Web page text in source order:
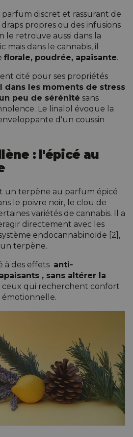
discret et rassurant de
draps propres ou des infusions
le retrouve aussi dans la
mais dans le cannabis, il
florale, poudrée, apaisante.
cité pour ses propriétés
dans les moments de stress
peu de sérénité sans
Le linalol évoque la
d'un coussin
: l'épicé au
un terpène au parfum épicé
le poivre noir, le clou de
variétés de cannabis. Il a
directement avec les
endocannabinoïde [2],
terpène.
à des effets anti-
apaisants , sans altérer la
ceux qui recherchent confort